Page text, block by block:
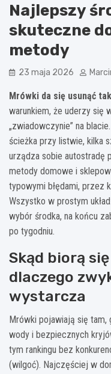
Najlepszy
skuteczne
metody
23 maja 2026
Mrówki da się usunąć
warunkiem, że uderzy się
„zwiadowczynie” na
ścieżka przy listwie, kilka
urządza sobie autostradę
metody domowe i
typowymi błędami, przez
Wszystko w prostym
wybór środka, na końcu
po tygodniu.
Skąd biorą
dlaczego
wystarcza
Mrówki pojawiają się tam,
wody i bezpiecznych
tym rankingu bez
(wilgoć). Najczęściej w